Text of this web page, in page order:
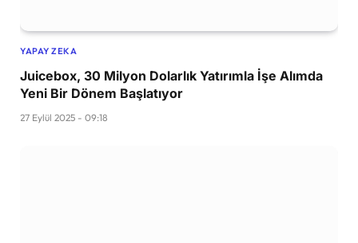
YAPAY ZEKA
Juicebox, 30 Milyon Dolarlık Yatırımla İşe Alımda
Yeni Bir Dönem Başlatıyor
27 Eylül 2025 - 09:18